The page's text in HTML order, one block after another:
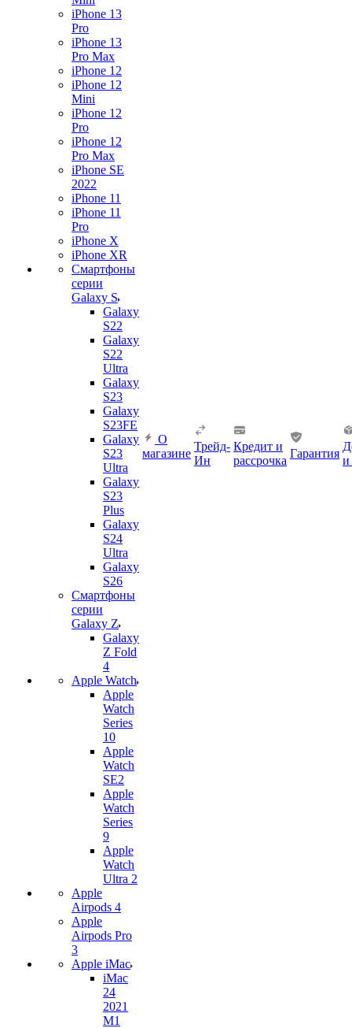
iPhone 13
Pro
iPhone 13
Pro Max
iPhone 12
iPhone 12
Mini
iPhone 12
Pro
iPhone 12
Pro Max
iPhone SE
2022
iPhone 11
iPhone 11
Pro
iPhone X
iPhone XR
Смартфоны
серии
Galaxy S
Galaxy
S22
Galaxy
S22
Ultra
Galaxy
S23
Galaxy
S23FE
Galaxy
S23
Ultra
Galaxy
S23
Plus
Galaxy
S24
Ultra
Galaxy
S26
Смартфоны
серии
Galaxy Z
Galaxy
Z Fold
4
Apple Watch
Apple
Watch
Series
10
Apple
Watch
SE2
Apple
Watch
Series
9
Apple
Watch
Ultra 2
Apple
Airpods 4
Apple
Airpods Pro
3
Apple iMac
iMac
24
2021
M1
О
магазине
Трейд-
Ин
Кредит и
рассрочка
Гарантия
и